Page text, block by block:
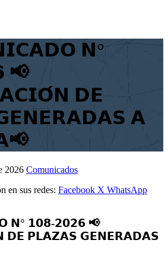
𝗡°
📢
𝗗𝗘
𝗔
2026 Comunicados
en sus redes: Facebook X WhatsApp
𝟭𝟬𝟴-𝟮𝟬𝟮𝟲 📢
𝗗𝗘 𝗣𝗟𝗔𝗭𝗔𝗦 𝗚𝗘𝗡𝗘𝗥𝗔𝗗𝗔𝗦